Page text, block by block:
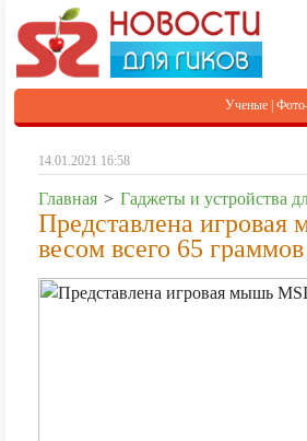
Ученые
14.01.2021 16:58
Главная > Гаджеты и устройства
Представлена
весом всего 65 граммов